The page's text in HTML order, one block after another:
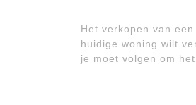
Het verkopen van
huidige woning wilt
je moet volgen om